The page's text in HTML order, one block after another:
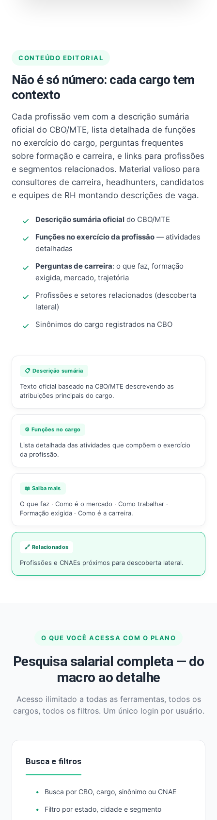
CONTEÚDO EDITORIAL
Não é só número: cada cargo tem
contexto
Cada profissão vem com a descrição sumária
oficial do CBO/MTE, lista detalhada de funções
no exercício do cargo, perguntas frequentes
sobre formação e carreira, e links para profissões
e segmentos relacionados. Material valioso para
consultores de carreira, headhunters, candidatos
e equipes de RH montando descrições de vaga.
Descrição sumária oficial do CBO/MTE
Funções no exercício da profissão — atividades
detalhadas
Perguntas de carreira: o que faz, formação
exigida, mercado, trajetória
Profissões e setores relacionados (descoberta
lateral)
Sinônimos do cargo registrados na CBO
📋 Descrição sumária
Texto oficial baseado na CBO/MTE descrevendo as
atribuições principais do cargo.
⚙️ Funções no cargo
Lista detalhada das atividades que compõem o exercício
da profissão.
📖 Saiba mais
O que faz · Como é o mercado · Como trabalhar ·
Formação exigida · Como é a carreira.
🔗 Relacionados
Profissões e CNAEs próximos para descoberta lateral.
O QUE VOCÊ ACESSA COM O PLANO
Pesquisa salarial completa — do
macro ao detalhe
Acesso ilimitado a todas as ferramentas, todos os
cargos, todos os filtros. Um único login por usuário.
Busca e filtros
Busca por CBO, cargo, sinônimo ou CNAE
Filtro por estado, cidade e segmento